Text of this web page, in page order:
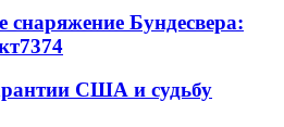
Бундесвера:
7374
США и судьбу